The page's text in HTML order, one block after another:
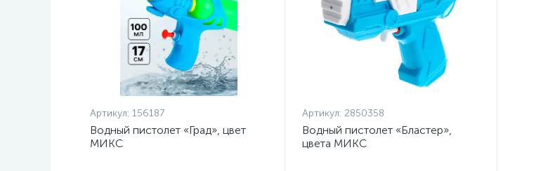
Артикул: 156187
Водный пистолет «Град», цвет
МИКС
Артикул: 2850358
Водный пистолет «Бластер»,
цвета МИКС